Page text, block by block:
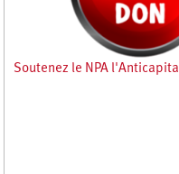
Soutenez le NPA